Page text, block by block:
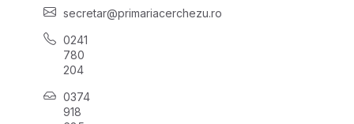
secretar@primariacerchezu.ro
0241
780
204
0374
918